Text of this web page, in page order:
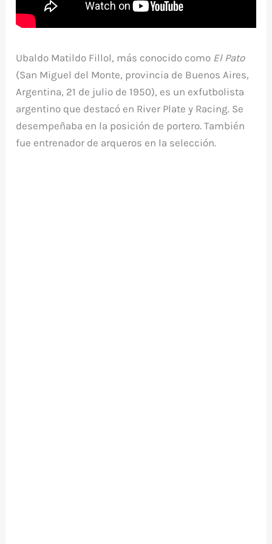
Ubaldo Matildo Fillol, más conocido como El Pato
(San Miguel del Monte, provincia de Buenos Aires,
Argentina, 21 de julio de 1950), es un exfutbolista
argentino que destacó en River Plate y Racing. Se
desempeñaba en la posición de portero. También
fue entrenador de arqueros en la selección.